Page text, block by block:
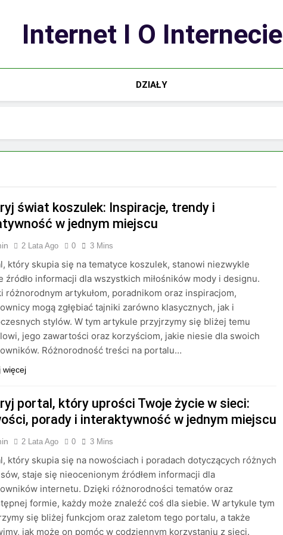
Internet I O Internecie
DZIAŁY
świat koszulek: Inspiracje, trendy i
w jednym miejscu
2 Lata Ago 0 3 Mins
który skupia się na tematyce koszulek, stanowi niezwykle
źródło informacji dla wszystkich miłośników mody i designu.
różnorodnym artykułom, poradnikom oraz inspiracjom,
mogą zgłębiać tajniki zarówno klasycznych, jak i
stylów. W tym artykule przyjrzymy się bliżej temu
jego zawartości oraz korzyściom, jakie niesie dla swoich
Różnorodność treści na portalu…
więcej
portal, który uprości Twoje życie w sieci:
porady i interaktywność w jednym miejscu
2 Lata Ago 0 3 Mins
który skupia się na nowościach i poradach dotyczących różnych
staje się nieocenionym źródłem informacji dla
internetu. Dzięki różnorodności tematów oraz
formie, każdy może znaleźć coś dla siebie. W artykule tym
się bliżej funkcjom oraz zaletom tego portalu, a także
jak może on pomóc w codziennym korzystaniu z sieci.